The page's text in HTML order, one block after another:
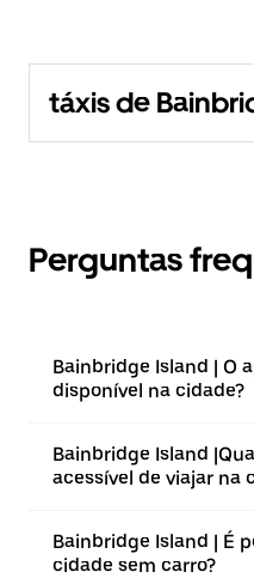
táxis de
Perguntas
Bainbridge Island | O
disponível na cidade?
Bainbridge Island
acessível de viajar na
Bainbridge Island | É
cidade sem carro?